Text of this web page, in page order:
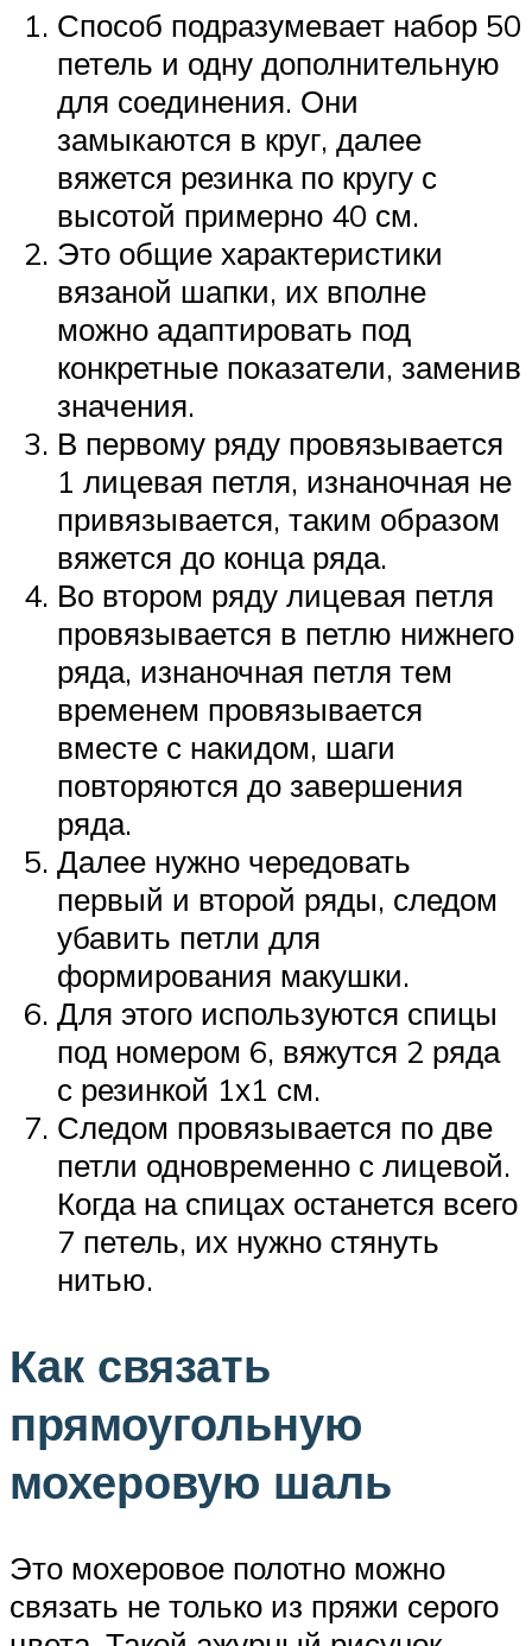
Способ подразумевает набор 50
петель и одну дополнительную
для соединения. Они
замыкаются в круг, далее
вяжется резинка по кругу с
высотой примерно 40 см.
Это общие характеристики
вязаной шапки, их вполне
можно адаптировать под
конкретные показатели, заменив
значения.
В первому ряду провязывается
1 лицевая петля, изнаночная не
привязывается, таким образом
вяжется до конца ряда.
Во втором ряду лицевая петля
провязывается в петлю нижнего
ряда, изнаночная петля тем
временем провязывается
вместе с накидом, шаги
повторяются до завершения
ряда.
Далее нужно чередовать
первый и второй ряды, следом
убавить петли для
формирования макушки.
Для этого используются спицы
под номером 6, вяжутся 2 ряда
с резинкой 1х1 см.
Следом провязывается по две
петли одновременно с лицевой.
Когда на спицах останется всего
7 петель, их нужно стянуть
нитью.
Как связать
прямоугольную
мохеровую шаль
Это мохеровое полотно можно
связать не только из пряжи серого